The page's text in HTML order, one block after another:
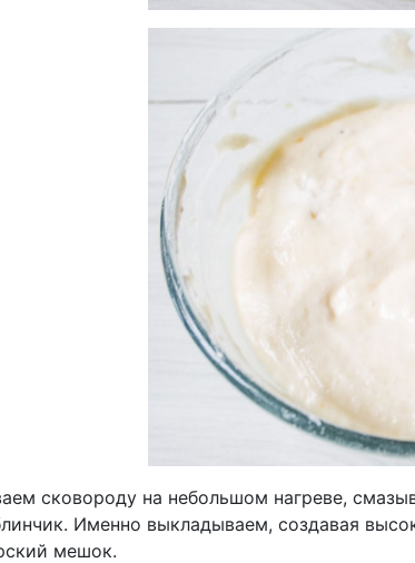
сковороду на небольшом нагреве,
Именно выкладываем, создавая
мешок.